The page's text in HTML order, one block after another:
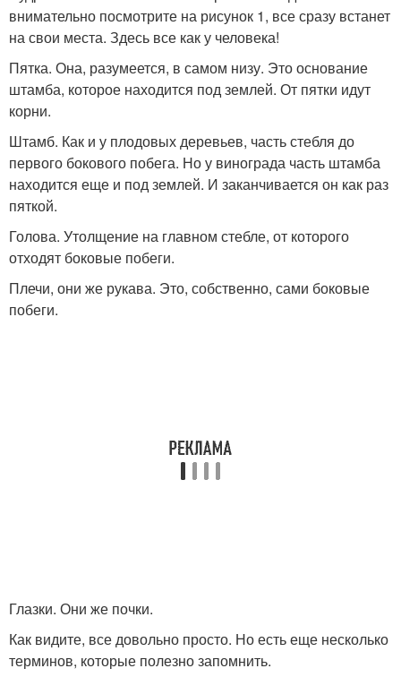
внимательно посмотрите на рисунок 1, все сразу встанет
на свои места. Здесь все как у человека!
Пятка. Она, разумеется, в самом низу. Это основание
штамба, которое находится под землей. От пятки идут
корни.
Штамб. Как и у плодовых деревьев, часть стебля до
первого бокового побега. Но у винограда часть штамба
находится еще и под землей. И заканчивается он как раз
пяткой.
Голова. Утолщение на главном стебле, от которого
отходят боковые побеги.
Плечи, они же рукава. Это, собственно, сами боковые
побеги.
Глазки. Они же почки.
Как видите, все довольно просто. Но есть еще несколько
терминов, которые полезно запомнить.